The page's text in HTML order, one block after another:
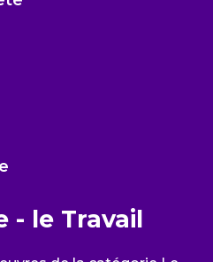
- le Travail